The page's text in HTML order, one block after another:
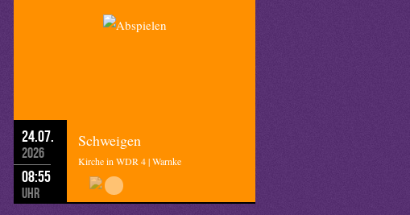
24.07.
2026
08:55
Uhr
Schweigen
Kirche in WDR 4 | Warnke